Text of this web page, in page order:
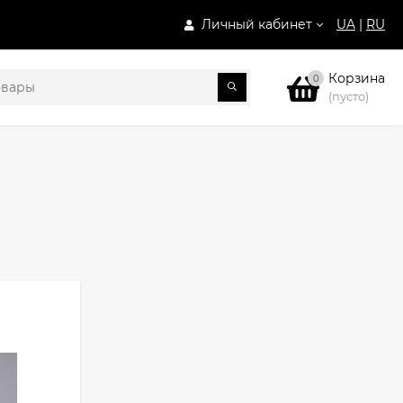
Личный кабинет UA | RU
0 Корзина
(пусто)